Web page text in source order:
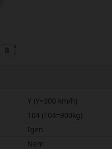
Y (Y=300 km/h)
104 (104=900kg)
Igen
Nem